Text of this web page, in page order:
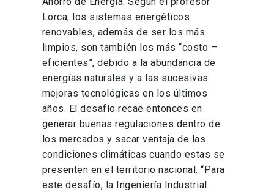
Lorca, los sistemas energéticos
renovables, además de ser los más
limpios, son también los más “costo –
eficientes”, debido a la abundancia de
energías naturales y a las sucesivas
mejoras tecnológicas en los últimos
años. El desafío recae entonces en
generar buenas regulaciones dentro de
los mercados y sacar ventaja de las
condiciones climáticas cuando estas se
presenten en el territorio nacional. “Para
este desafío, la Ingeniería Industrial